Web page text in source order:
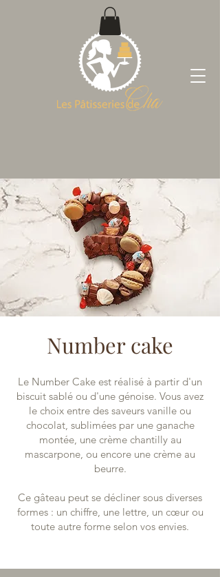
Number cake
Le Number Cake est réalisé à partir d'un
biscuit sablé ou d'une génoise. Vous avez
le choix entre des saveurs vanille ou
chocolat, sublimées par une ganache
montée, une crème chantilly au
mascarpone, ou encore une crème au
beurre.
Ce gâteau peut se décliner sous diverses
formes : un chiffre, une lettre, un cœur ou
toute autre forme selon vos envies.